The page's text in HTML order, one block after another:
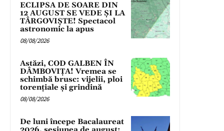
ECLIPSA DE SOARE DIN
12 AUGUST SE VEDE ȘI LA
TÂRGOVIȘTE! Spectacol
astronomic la apus
08/08/2026
Astăzi, COD GALBEN ÎN
DÂMBOVIȚA! Vremea se
schimbă brusc: vijelii, ploi
torențiale și grindină
08/08/2026
De luni începe Bacalaureat